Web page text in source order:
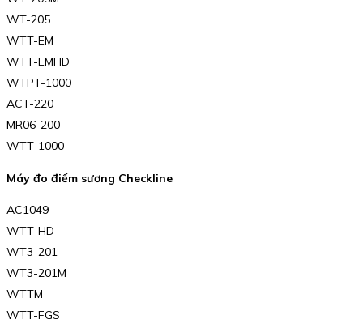
WT-205
WTT-EM
WTT-EMHD
WTPT-1000
ACT-220
MR06-200
WTT-1000
Máy đo điểm sương Checkline
AC1049
WTT-HD
WT3-201
WT3-201M
WTTM
WTT-FGS